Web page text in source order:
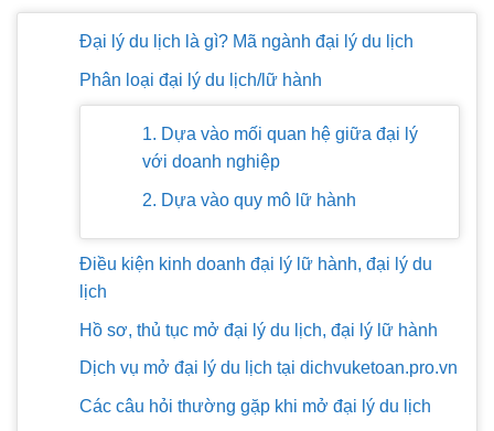
Đại lý du lịch là gì? Mã ngành đại lý du lịch
Phân loại đại lý du lịch/lữ hành
1. Dựa vào mối quan hệ giữa đại lý
với doanh nghiệp
2. Dựa vào quy mô lữ hành
Điều kiện kinh doanh đại lý lữ hành, đại lý du
lịch
Hồ sơ, thủ tục mở đại lý du lịch, đại lý lữ hành
Dịch vụ mở đại lý du lịch tại dichvuketoan.pro.vn
Các câu hỏi thường gặp khi mở đại lý du lịch